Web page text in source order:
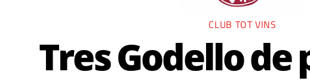
CLUB TOT VINS
Tres Godello de